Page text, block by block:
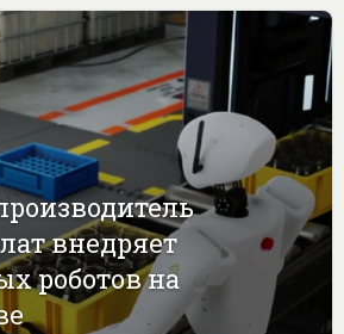
внедряет
роботов на